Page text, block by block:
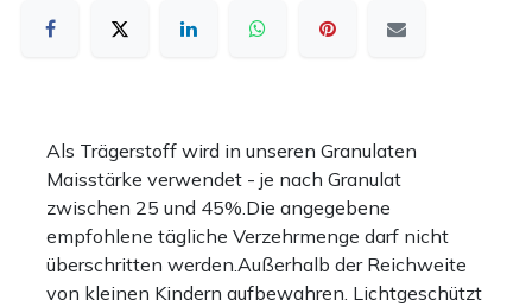
Als Trägerstoff wird in unseren Granulaten
Maisstärke verwendet - je nach Granulat
zwischen 25 und 45%.Die angegebene
empfohlene tägliche Verzehrmenge darf nicht
überschritten werden.Außerhalb der Reichweite
von kleinen Kindern aufbewahren. Lichtgeschützt